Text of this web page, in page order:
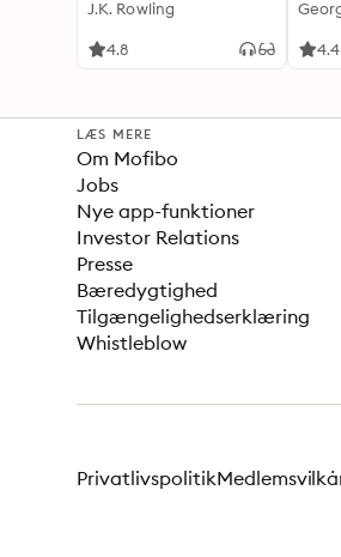
J.K. Rowling
4.8 4.4
LÆS MERE
Om Mofibo
Jobs
Nye app-funktioner
Investor Relations
Presse
Bæredygtighed
Tilgængelighedserklæring
Whistleblow
Privatlivspolitik